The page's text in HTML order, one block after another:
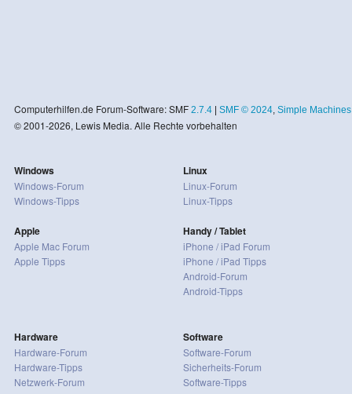
Computerhilfen.de Forum-Software: SMF 2.7.4| SMF © 2024, Simple Machines
© 2001-2026, Lewis Media. Alle Rechte vorbehalten
Windows
Windows-Forum
Windows-Tipps
Apple
Apple Mac Forum
Apple Tipps
Linux
Linux-Forum
Linux-Tipps
Handy / Tablet
iPhone / iPad Forum
iPhone / iPad Tipps
Android-Forum
Android-Tipps
Hardware
Hardware-Forum
Hardware-Tipps
Netzwerk-Forum
Software
Software-Forum
Sicherheits-Forum
Software-Tipps